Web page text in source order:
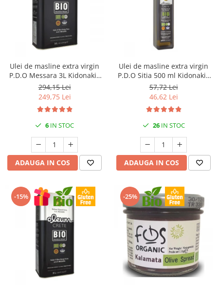
Condimente turcesti
Ghimbir murat la borcan
Alge Nori
Ulei de masline extra virgin
P.D.O Messara 3L Kidonakis
Bio
294,15 Lei
249,75 Lei
6 IN STOC
ADAUGA IN COS
Ulei de masline extra virgin
P.D.O Sitia 500 ml Kidonakis
Bio
57,72 Lei
46,62 Lei
26IN STOC
ADAUGA IN COS
-15% -25%